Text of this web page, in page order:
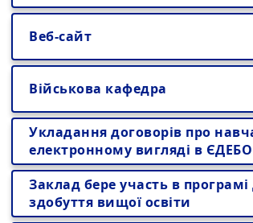
Веб-сайт
Військова кафедра
Укладання договорів про
електронному вигляді в ЄДЕБО
Заклад бере участь в
здобуття вищої освіти